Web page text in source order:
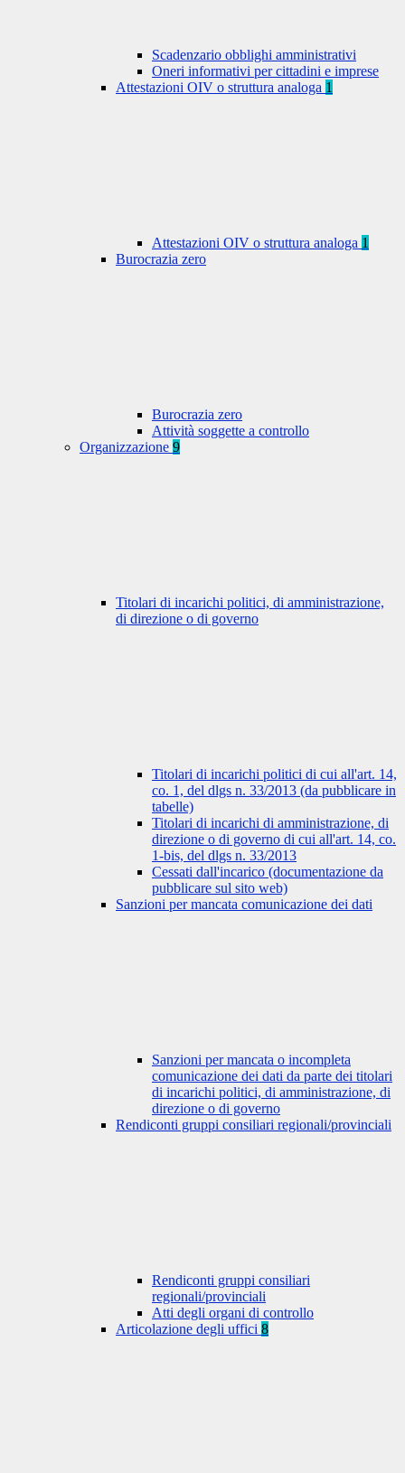
Scadenzario obblighi amministrativi
Oneri informativi per cittadini e imprese
Attestazioni OIV o struttura analoga 1
Attestazioni OIV o struttura analoga 1
Burocrazia zero
Burocrazia zero
Attività soggette a controllo
Organizzazione 9
Titolari di incarichi politici, di amministrazione,
di direzione o di governo
Titolari di incarichi politici di cui all'art. 14,
co. 1, del dlgs n. 33/2013 (da pubblicare in
tabelle)
Titolari di incarichi di amministrazione, di
direzione o di governo di cui all'art. 14, co.
1-bis, del dlgs n. 33/2013
Cessati dall'incarico (documentazione da
pubblicare sul sito web)
Sanzioni per mancata comunicazione dei dati
Sanzioni per mancata o incompleta
comunicazione dei dati da parte dei titolari
di incarichi politici, di amministrazione, di
direzione o di governo
Rendiconti gruppi consiliari regionali/provinciali
Rendiconti gruppi consiliari
regionali/provinciali
Atti degli organi di controllo
Articolazione degli uffici 8